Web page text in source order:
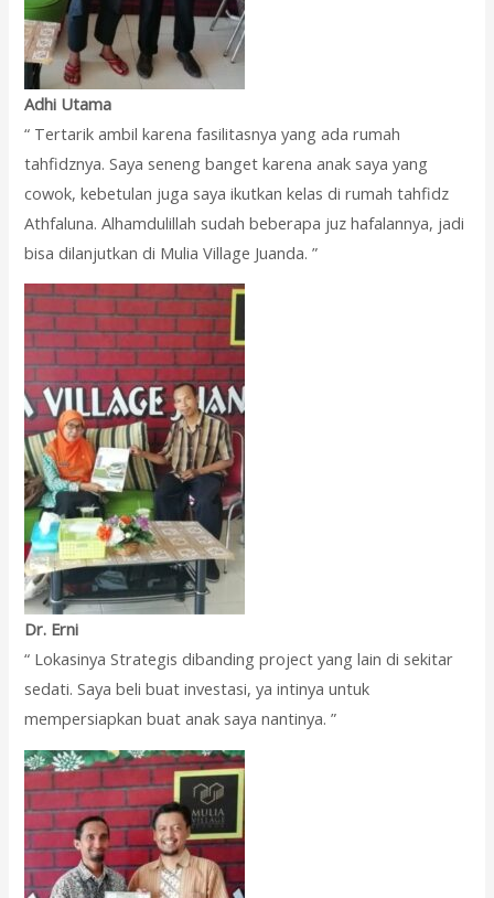
Adhi Utama
“ Tertarik ambil karena fasilitasnya yang ada rumah
tahfidznya. Saya seneng banget karena anak saya yang
cowok, kebetulan juga saya ikutkan kelas di rumah tahfidz
Athfaluna. Alhamdulillah sudah beberapa juz hafalannya, jadi
bisa dilanjutkan di Mulia Village Juanda. ”
Dr. Erni
“ Lokasinya Strategis dibanding project yang lain di sekitar
sedati. Saya beli buat investasi, ya intinya untuk
mempersiapkan buat anak saya nantinya. ”